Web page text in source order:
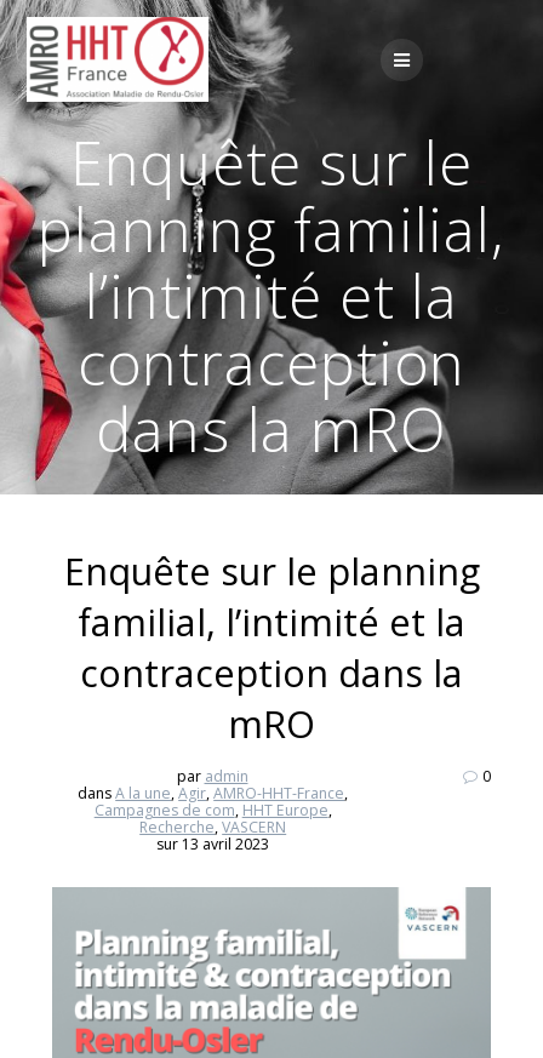
Passer
au
contenu
Enquête sur le
planning familial,
l’intimité et la
contraception
dans la mRO
Enquête sur le planning
familial, l’intimité et la
contraception dans la
mRO
par admin
dansA la une,Agir,AMRO-HHT-France,
Campagnes de com, HHT Europe,
Recherche,VASCERN
sur 13 avril 2023
0